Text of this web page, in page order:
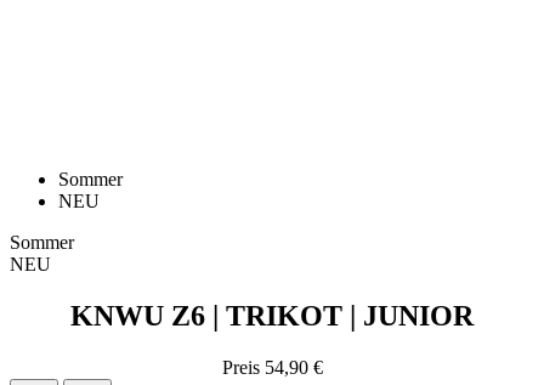
Sommer
NEU
Sommer
NEU
KNWU Z6 | TRIKOT | JUNIOR
Preis54,90 €